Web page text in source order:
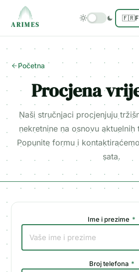
ARIMES
🇫🇷
Početna
Procjena
Naši stručnjaci procjenjuju
nekretnine na osnovu
Popunite formu i
sata.
Ime i prezime *
Broj telefona *